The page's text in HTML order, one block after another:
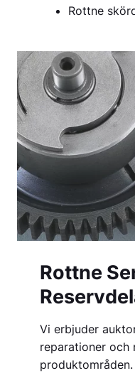
Rottne
Rottne
Vi erbjuder
reparationer och
produktområden.